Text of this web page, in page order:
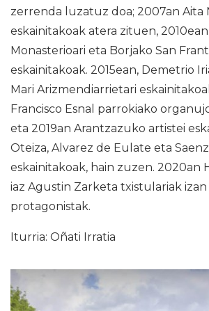
zerrenda luzatuz doa; 2007an Aita
eskainitakoak atera zituen,
Monasterioari eta Borjako San
eskainitakoak. 2015ean, Demetrio
Mari Arizmendiarrietari
Francisco Esnal parrokiako
eta 2019an Arantzazuko artistei
Oteiza, Alvarez de Eulate eta
eskainitakoak, hain zuzen. 2020an
iaz Agustin Zarketa txistulariak
protagonistak.
Iturria: Oñati Irratia